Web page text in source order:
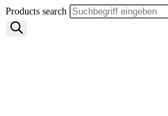
Products search